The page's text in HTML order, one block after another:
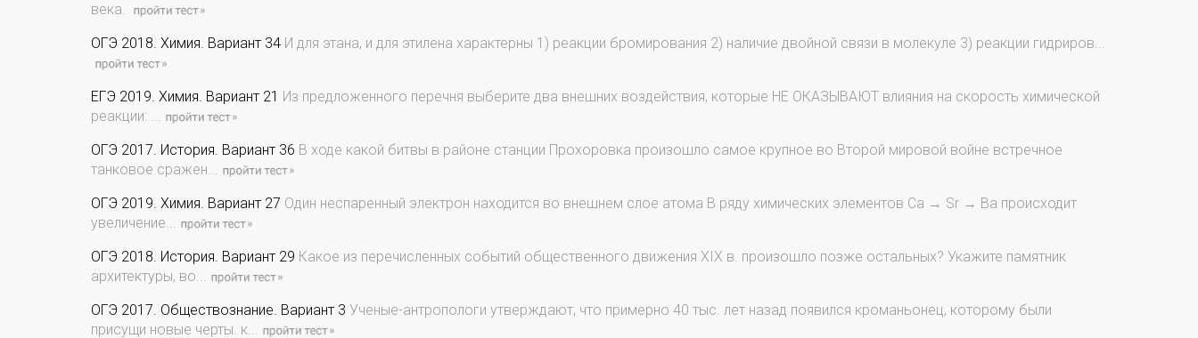
века.
ОГЭ 2018. Химия. Вариант 34 И для этана, и для этилена характерны 1) реакции бромирования 2) наличие двойной связи в молекуле 3) реакции гидриров...
ЕГЭ 2019. Химия. Вариант 21 Из предложенного перечня выберите два внешних воздействия, которые НЕ ОКАЗЫВАЮТ влияния на скорость химической
реакции: ...
ОГЭ 2017. История. Вариант 36 В ходе какой битвы в районе станции Прохоровка произошло самое крупное во Второй мировой войне встречное
танковое сражен...
ОГЭ 2019. Химия. Вариант 27 Один неспаренный электрон находится во внешнем слое атома В ряду химических элементов Ca → Sr → Ba происходит
увеличение...
ОГЭ 2018. История. Вариант 29 Какое из перечисленных событий общественного движения XIX в. произошло позже остальных? Укажите памятник
архитектуры, во...
ОГЭ 2017. Обществознание. Вариант 3 Ученые-антропологи утверждают, что примерно 40 тыс. лет назад появился кроманьонец, которому были
присущи новые черты. к...